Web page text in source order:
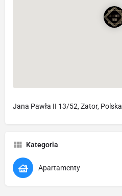
Jana Pawła II 13/52, Zator, Polska
Kategoria
Apartamenty